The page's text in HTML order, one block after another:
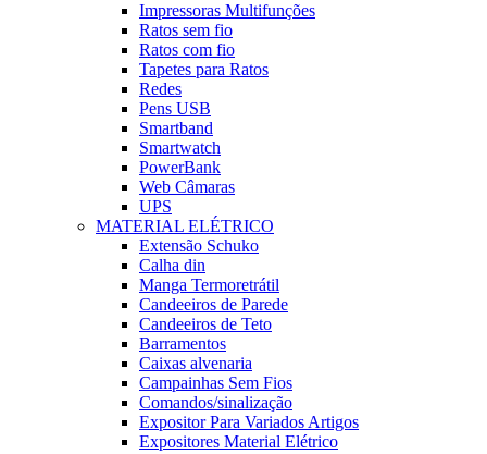
Impressoras Multifunções
Ratos sem fio
Ratos com fio
Tapetes para Ratos
Redes
Pens USB
Smartband
Smartwatch
PowerBank
Web Câmaras
UPS
MATERIAL ELÉTRICO
Extensão Schuko
Calha din
Manga Termoretrátil
Candeeiros de Parede
Candeeiros de Teto
Barramentos
Caixas alvenaria
Campainhas Sem Fios
Comandos/sinalização
Expositor Para Variados Artigos
Expositores Material Elétrico